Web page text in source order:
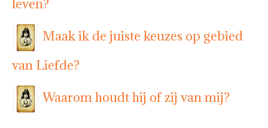
leven?
Maak ik de juiste keuzes op gebied
van Liefde?
Waarom houdt hij of zij van mij?